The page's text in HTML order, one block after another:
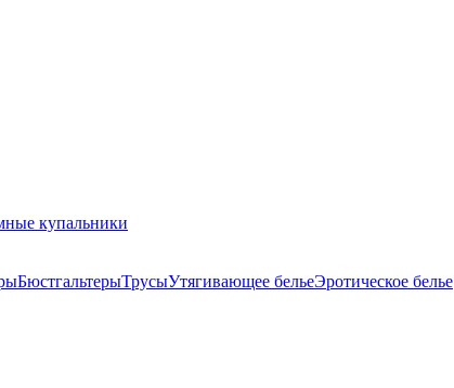
купальники
БюстгальтерыТрусыУтягивающее бельеЭротическое белье